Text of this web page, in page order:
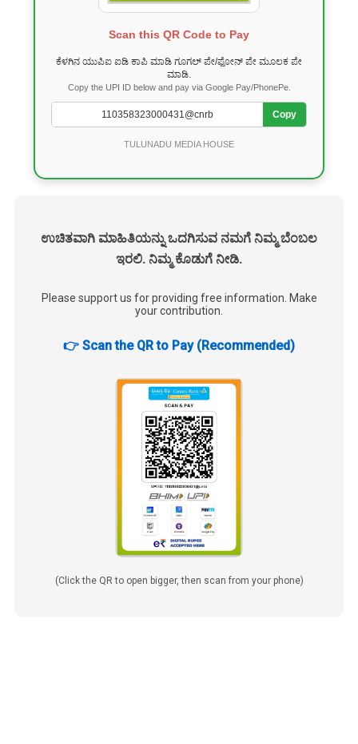
Scan this QR Code to Pay
ಕೆಳಗಿನ ಯುಪಿಐ ಐಡಿ ಕಾಪಿ ಮಾಡಿ ಗೂಗಲ್ ಪೇ/ಫೋನ್ ಪೇ ಮೂಲಕ ಪೇ
ಮಾಡಿ.
Copy the UPI ID below and pay via Google Pay/PhonePe.
Copy
TULUNADU MEDIA HOUSE
ಉಚಿತವಾಗಿ ಮಾಹಿತಿಯನ್ನು ಒದಗಿಸುವ ನಮಗೆ ನಿಮ್ಮ ಬೆಂಬಲ
ಇರಲಿ. ನಿಮ್ಮ ಕೊಡುಗೆ ನೀಡಿ.
Please support us for providing free information. Make
your contribution.
👉 Scan the QR to Pay (Recommended)
(Click the QR to open bigger, then scan from your phone)